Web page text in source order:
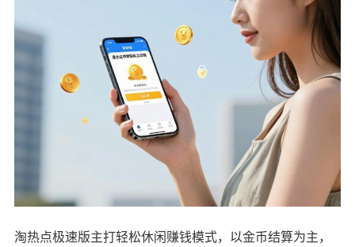
淘热点极速版主打轻松休闲赚钱模式，以金币结算为主，